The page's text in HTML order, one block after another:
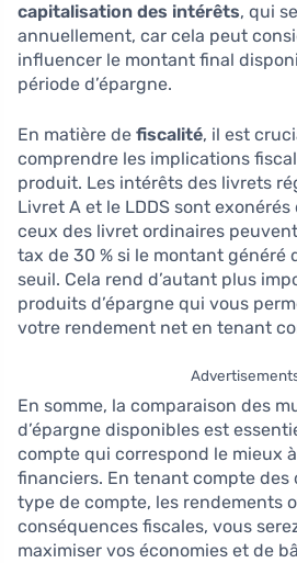
capitalisation des intérêts, qui
annuellement, car cela peut
influencer le montant final
période d’épargne.
En matière de fiscalité, il est
comprendre les implications
produit. Les intérêts des livrets
Livret A et le LDDS sont
ceux des livret ordinaires
tax de 30 % si le montant généré
seuil. Cela rend d’autant plus
produits d’épargne qui vous
votre rendement net en tenant
En somme, la comparaison des
d’épargne disponibles est
compte qui correspond le mieux
financiers. En tenant compte des
type de compte, les rendements
conséquences fiscales, vous
maximiser vos économies et de